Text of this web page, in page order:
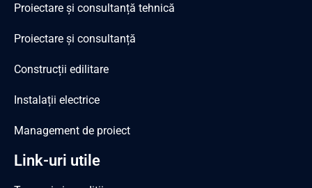
Proiectare și consultanță tehnică
Proiectare și consultanță
Construcții edilitare
Instalații electrice
Management de proiect
Link-uri utile